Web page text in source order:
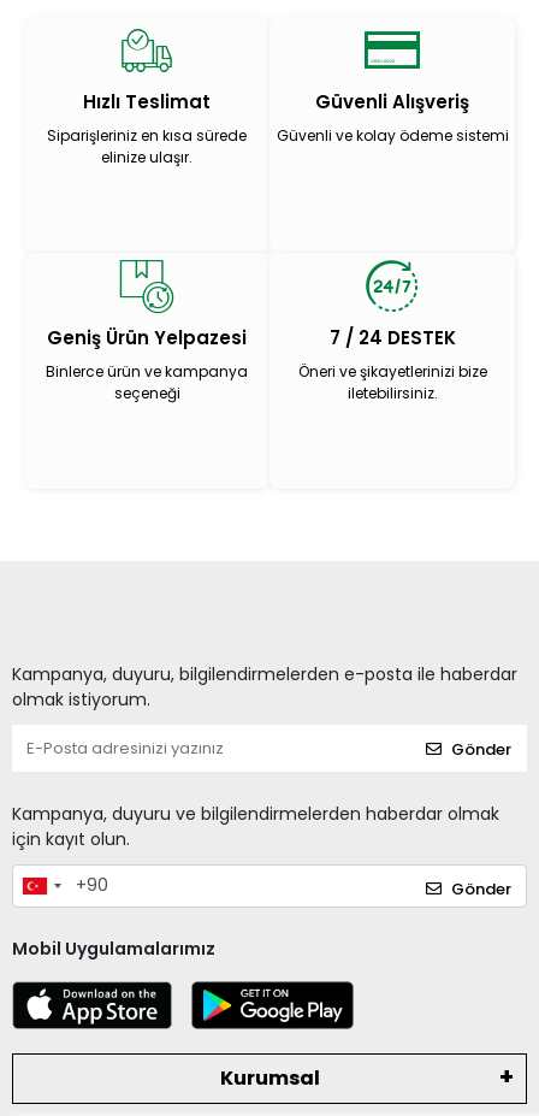
Hızlı Teslimat
Siparişleriniz en kısa sürede
elinize ulaşır.
Güvenli Alışveriş
Güvenli ve kolay ödeme sistemi
Geniş Ürün Yelpazesi
Binlerce ürün ve kampanya
seçeneği
7 / 24 DESTEK
Öneri ve şikayetlerinizi bize
iletebilirsiniz.
Kampanya, duyuru, bilgilendirmelerden e-posta ile haberdar
olmak istiyorum.
Gönder
Kampanya, duyuru ve bilgilendirmelerden haberdar olmak
için kayıt olun.
Gönder
Mobil Uygulamalarımız
Kurumsal